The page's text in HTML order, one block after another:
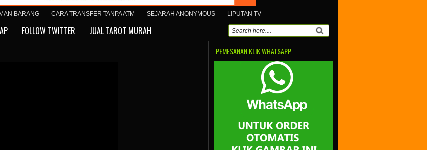
BARANG CARA TRANSFER TANPA ATM SEJARAH ANONYMOUS LIPUTAN TV
FOLLOW TWITTER JUAL TAROT MURAH
PEMESANAN KLIK WHATSAPP